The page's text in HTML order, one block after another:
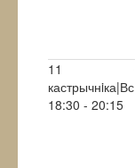
11
кастрычнiка|Вс
18:30 - 20:15